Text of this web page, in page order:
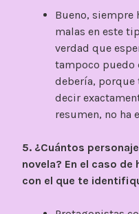
Bueno, siempre
malas en este
verdad que
tampoco puedo
debería,
decir
resumen, no ha
5. ¿Cuántos
novela? En el caso de
con el que te